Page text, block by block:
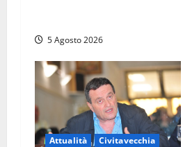
5 Agosto 2026
Attualità Civitavecchia